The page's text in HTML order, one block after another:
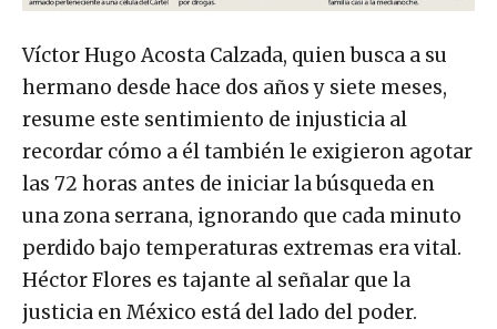
Víctor Hugo Acosta Calzada, quien busca a su
hermano desde hace dos años y siete meses,
resume este sentimiento de injusticia al
recordar cómo a él también le exigieron agotar
las 72 horas antes de iniciar la búsqueda en
una zona serrana, ignorando que cada minuto
perdido bajo temperaturas extremas era vital.
Héctor Flores es tajante al señalar que la
justicia en México está del lado del poder.